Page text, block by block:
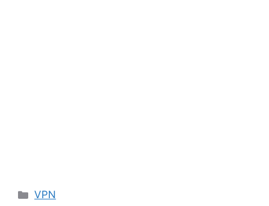
Categorías
VPN